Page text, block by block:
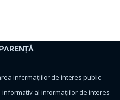
informațiilor de interes public
informativ al informațiilor de interes